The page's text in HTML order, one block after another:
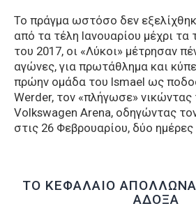
Το πράγμα ωστόσο δεν
από τα τέλη Ιανουαρίου μέχρι τα
του 2017, οι «Λύκοι» μέτρησαν
αγώνες, για πρωτάθλημα και
πρώην ομάδα του Ismael ως
Werder, τον «πλήγωσε» νικώντας
Volkswagen Arena, οδηγώντας
στις 26 Φεβρουαρίου, δύο ημέρες
ΤΟ ΚΕΦΑΛΑΙΟ
ΑΔΟΞΑ